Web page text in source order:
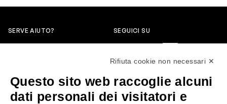
SERVE AIUTO?
servizioclienti@rossiprofumi.it
SEGUICI SU
Rifiuta cookie non necessari ✕
Questo sito web raccoglie alcuni
dati personali dei visitatori e